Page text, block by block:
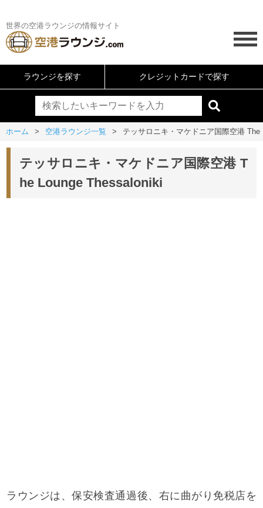
世界の空港ラウンジの情報サイト
ラウンジを探す クレジットカードで探す
ホーム 空港ラウンジ一覧 テッサロニキ・マケドニア国際空港
テッサロニキ・マケドニア国際空港 T
he Lounge Thessaloniki
ラウンジは、保安検査通過後、右に曲がり免税店を